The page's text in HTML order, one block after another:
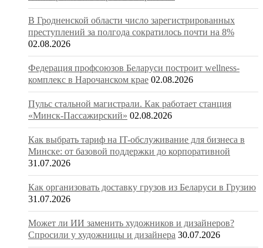
В Гродненской области число зарегистрированных
преступлений за полгода сократилось почти на 8%
02.08.2026
Федерация профсоюзов Беларуси построит wellness-
комплекс в Нарочанском крае 02.08.2026
Пульс стальной магистрали. Как работает станция
«Минск-Пассажирский» 02.08.2026
Как выбрать тариф на IT-обслуживание для бизнеса в
Минске: от базовой поддержки до корпоративной
31.07.2026
Как организовать доставку грузов из Беларуси в Грузию
31.07.2026
Может ли ИИ заменить художников и дизайнеров?
Спросили у художницы и дизайнера 30.07.2026